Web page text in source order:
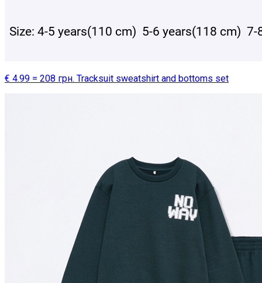
€ 4.99 = 208 грн. Tracksuit sweatshirt and bottoms set